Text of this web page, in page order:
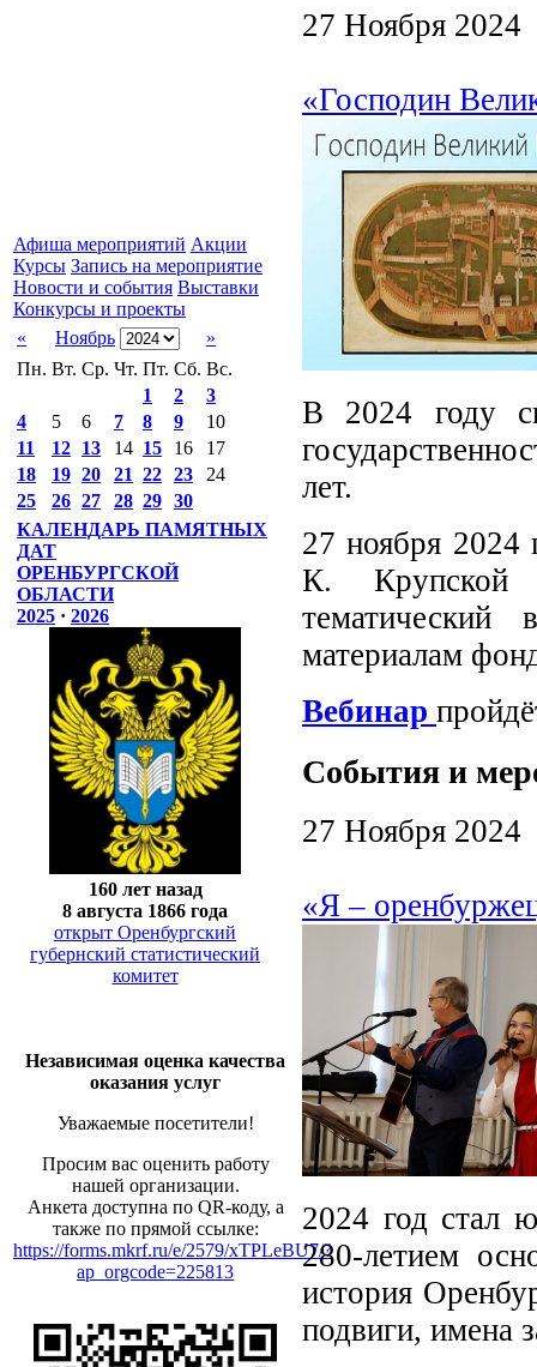
Афиша мероприятий Акции
Курсы Запись на мероприятие
Новости и события Выставки
Конкурсы и проекты
«
Ноябрь
»
Пн. Вт. Ср. Чт. Пт. Сб. Вс.
1
2
3
4
5 6 7 8 9
10
11
12 13 14 15 16
17
18
19 20 21 22 23
24
25
26 27 28 29 30
КАЛЕНДАРЬ ПАМЯТНЫХ
ДАТ
ОРЕНБУРГСКОЙ
ОБЛАСТИ
2025 · 2026
160 лет назад
8 августа 1866 года
открыт Оренбургский
губернский статистический
комитет
Независимая оценка качества
оказания услуг
Уважаемые посетители!
Просим вас оценить работу
нашей организации.
Анкета доступна по QR-коду, а
также по прямой ссылке:
https://forms.mkrf.ru/e/2579/xTPLeBU7/?
ap_orgcode=225813
27 Ноября 2024
«Господин
В 2024 году
лет.
27 ноября 2024
К. Крупской
материалам
Вебинар
События и
27 Ноября 2024
«Я –
2024 год стал
280-летием
история
подвиги, имена